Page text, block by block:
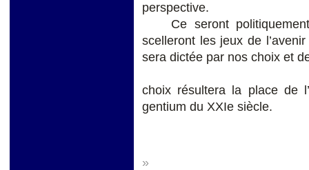
perspective.
Ce seront politiquement
scelleront les jeux de
sera dictée par nos choix et
choix résultera la place de
gentium du XXIe siècle.
»